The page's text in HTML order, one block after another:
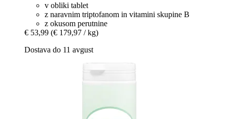
v obliki tablet
z naravnim triptofanom in vitamini skupine B
z okusom perutnine
€ 53,99 (€ 179,97 / kg)
Dostava do 11 avgust